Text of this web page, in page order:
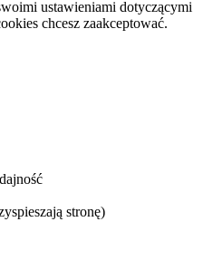
ustawieniami dotyczącymi
chcesz zaakceptować.
stronę)